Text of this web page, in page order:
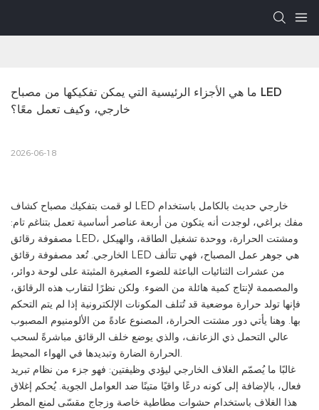
ما هي الأجزاء الرئيسية التي يمكن تفكيكها من مصباح LED
خارجي، وكيف تعمل معًا؟
2026-06-18
لو قمت بتفكيك مصباح كشاف LED خارجي حديث بالكامل باستخدام
مفك براغي، لوجدت أنه يتكون من أربعة عناصر أساسية تعمل بتناغم تام:
مصفوفة رقائق LED، ومشتت الحرارة، ووحدة تشغيل الطاقة، والهيكل
الخارجي. تُعد مصفوفة رقائق LED هي جوهر عمل المصباح، فهي تتألف
من عشرات الثنائيات الباعثة للضوء الصغيرة المثبتة على لوحة دوائر،
والمصممة لإنتاج كمية هائلة من الضوء. ولكن نظرًا لتقارب هذه الرقائق،
فإنها تولد حرارة موضعية قد تُتلف المكونات الإلكترونية إذا لم يتم التحكم
بها. وهنا يأتي دور مشتت الحرارة، المصنوع عادةً من الألومنيوم المصبوب
عالي التحمل ذي الزعانف، والذي يوضع خلف الرقائق مباشرةً لسحب
الحرارة الضارة وتبديدها في الهواء المحيط.
غالبًا ما يُصمّم الغلاف الخارجي ليؤدي وظيفتين: فهو جزء من نظام تبريد
فعال، بالإضافة إلى كونه درعًا واقيًا متينًا ضد العوامل الجوية. يُحكم إغلاق
هذا الغلاف باستخدام حشوات مطاطية خاصة وزجاج مقسّى لمنع المطر